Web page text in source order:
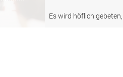
Es wird höflich